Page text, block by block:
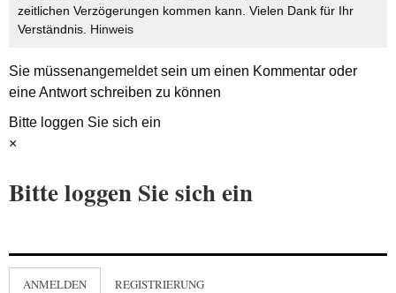
zeitlichen Verzögerungen kommen kann. Vielen Dank für Ihr
Verständnis. Hinweis
Sie müssenangemeldetsein um einen Kommentar oder
eine Antwort schreiben zu können
Bitte loggen Sie sich ein
×
Bitte loggen Sie sich ein
ANMELDEN REGISTRIERUNG